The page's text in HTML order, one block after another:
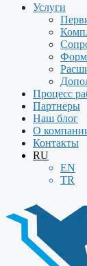
Услуги
Процесс
Партнеры
Наш блог
О
Контакты
RU
EN
TR